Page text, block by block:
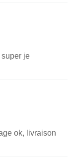
je
ok, livraison